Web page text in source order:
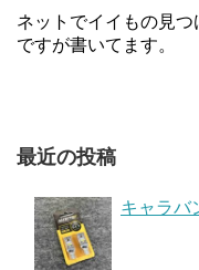
ネットでイイもの見
ですが書いてます。
最近の投稿
キャラバ